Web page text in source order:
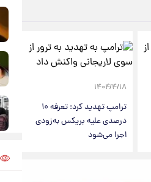
۱۴۰۴/۴/۱۸
ترامپ تهدید کرد: تعرفه ۱۰
درصدی علیه بریکس به‌زودی
اجرا می‌شود